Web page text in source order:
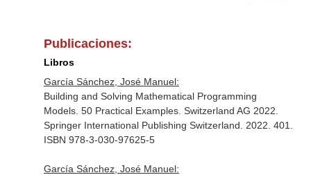
Publicaciones:
Libros
García Sánchez, José Manuel:
Building and Solving Mathematical Programming
Models. 50 Practical Examples. Switzerland AG 2022.
Springer International Publishing Switzerland. 2022. 401.
ISBN 978-3-030-97625-5
García Sánchez, José Manuel: